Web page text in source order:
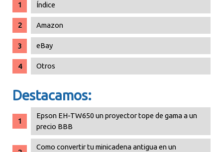
Índice
Amazon
eBay
Otros
Destacamos:
Epson EH-TW650 un proyector tope de gama a un
precio BBB
Como convertir tu minicadena antigua en un